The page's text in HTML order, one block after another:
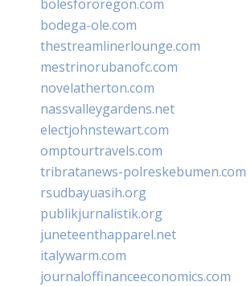
bolesfororegon.com
bodega-ole.com
thestreamlinerlounge.com
mestrinorubanofc.com
novelatherton.com
nassvalleygardens.net
electjohnstewart.com
omptourtravels.com
tribratanews-polreskebumen.com
rsudbayuasih.org
publikjurnalistik.org
juneteenthapparel.net
italywarm.com
journaloffinanceeconomics.com